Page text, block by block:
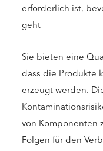
erforderlich ist,
geht
Sie bieten eine
dass die Produkte
erzeugt werden.
von Komponenten
Folgen für den